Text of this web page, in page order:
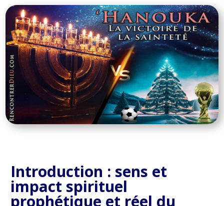
Introduction : sens et
impact spirituel
prophétique et réel du